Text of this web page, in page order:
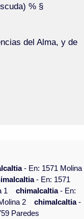
% §
del Alma, y de
- En: 1571 Molina
- En: 1571
1 chimalcaltia- En:
2 chimalcaltia-
Paredes